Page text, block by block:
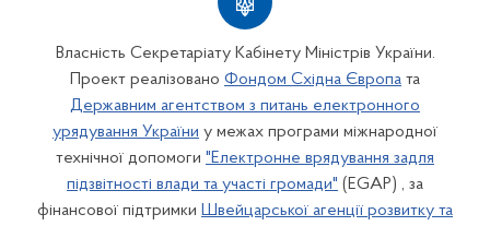
Власність Секретаріату Кабінету Міністрів України.
Проект реалізовано Фондом Східна Європа та
Державним агентством з питань електронного
урядування України у межах програми міжнародної
технічної допомоги "Електронне врядування задля
підзвітності влади та участі громади" (EGAP) , за
фінансової підтримки Швейцарської агенції розвитку та